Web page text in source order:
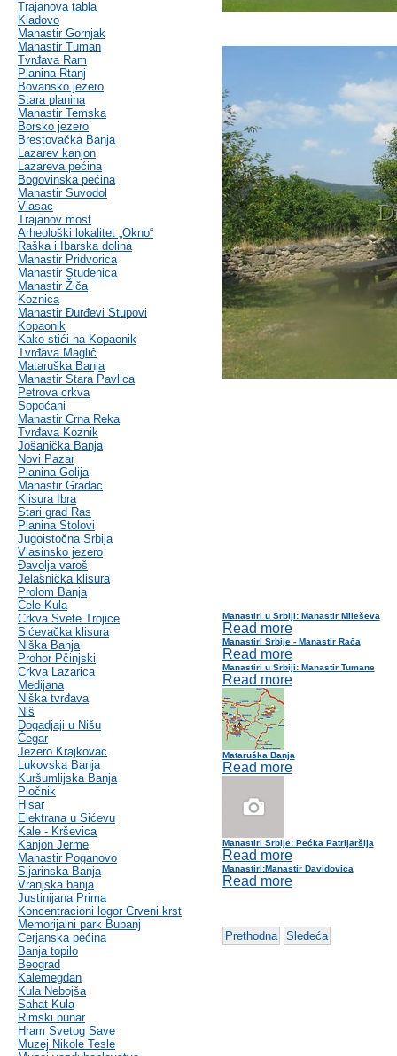
Trajanova tabla
Kladovo
Manastir Gornjak
Manastir Tuman
Tvrđava Ram
Planina Rtanj
Bovansko jezero
Stara planina
Manastir Temska
Borsko jezero
Brestovačka Banja
Lazarev kanjon
Lazareva pećina
Bogovinska pećina
Manastir Suvodol
Vlasac
Trajanov most
Arheološki lokalitet „Okno“
Raška i Ibarska dolina
Manastir Pridvorica
Manastir Studenica
Manastir Žiča
Koznica
Manastir Đurđevi Stupovi
Kopaonik
Kako stići na Kopaonik
Tvrđava Maglič
Mataruška Banja
Manastir Stara Pavlica
Petrova crkva
Sopoćani
Manastir Crna Reka
Tvrđava Koznik
Jošanička Banja
Novi Pazar
Planina Golija
Manastir Gradac
Klisura Ibra
Stari grad Ras
Planina Stolovi
Jugoistočna Srbija
Vlasinsko jezero
Đavolja varoš
Jelašnička klisura
Prolom Banja
Ćele Kula
Crkva Svete Trojice
Sićevačka klisura
Niška Banja
Prohor Pčinjski
Crkva Lazarica
Medijana
Niška tvrđava
Niš
Dogadjaji u Nišu
Čegar
Jezero Krajkovac
Lukovska Banja
Kuršumlijska Banja
Pločnik
Hisar
Elektrana u Sićevu
Kale - Krševica
Kanjon Jerme
Manastir Poganovo
Sijarinska Banja
Vranjska banja
Justinijana Prima
Koncentracioni logor Crveni krst
Memorijalni park Bubanj
Cerjanska pećina
Banja topilo
Beograd
Kalemegdan
Kula Nebojša
Sahat Kula
Rimski bunar
Hram Svetog Save
Muzej Nikole Tesle
Manastiri u Srbiji: Manastir Mileševa
Read more
Manastiri Srbije - Manastir Rača
Read more
Manastiri u Srbiji: Manastir Tumane
Read more
Mataruška Banja
Read more
Manastiri Srbije: Pećka Patrijaršija
Read more
Manastiri:Manastir Davidovica
Read more
Prethodna Sledeća